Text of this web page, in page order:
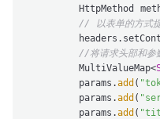
HttpMethod
// 以表单的方式
//将请求头部和参
        MultiValueMap<
        params.
add (
        params.
add (
        params.
add (